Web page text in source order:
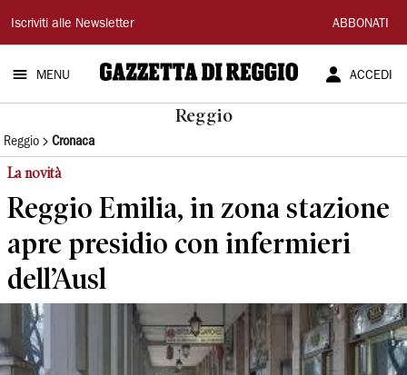
Gazzetta
di
Reggio
Iscriviti alle Newsletter ABBONATI
MENU ACCEDI
Reggio
Reggio Cronaca
La novità
Reggio Emilia, in zona stazione
apre presidio con infermieri
dell’Ausl